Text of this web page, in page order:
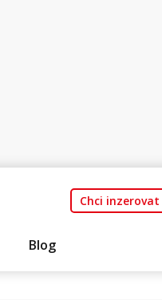
Chci inzerovat
Blog